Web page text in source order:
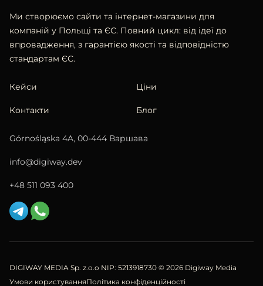
Ми створюємо сайти та інтернет-магазини для
компаній у Польщі та ЄС. Повний цикл: від ідеї до
впровадження, з гарантією якості та відповідністю
стандартам ЄС.
Кейси Ціни
Контакти Блог
Górnośląska 4A, 00-444 Варшава
info@digiway.dev
+48 511 093 400
DIGIWAY MEDIA Sp. z.o.o NIP: 5213918730 © 2026 Digiway Media
Умови користуванняПолітика конфіденційності